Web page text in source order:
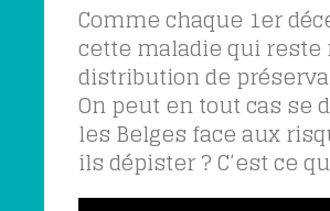
Comme chaque 1er
cette maladie qui reste
distribution de
On peut en tout cas
les Belges face aux
ils dépister ? C’est ce